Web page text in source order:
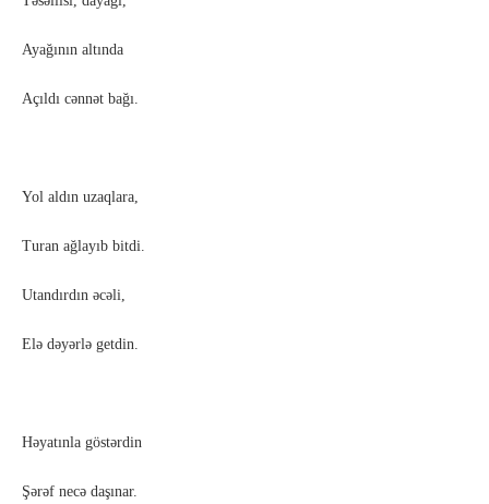
Ayağının altında
Açıldı cənnət bağı.
Yol aldın uzaqlara,
Turan ağlayıb bitdi.
Utandırdın əcəli,
Elə dəyərlə getdin.
Həyatınla göstərdin
Şərəf necə daşınar.